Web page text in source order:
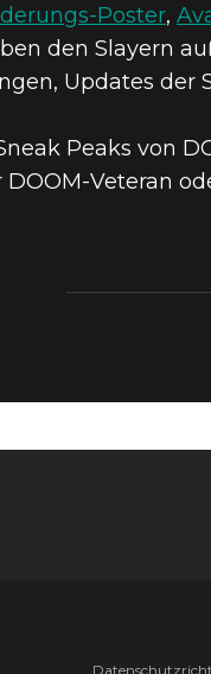
Poster,
den Slayern
Updates der
Peaks von
Veteran